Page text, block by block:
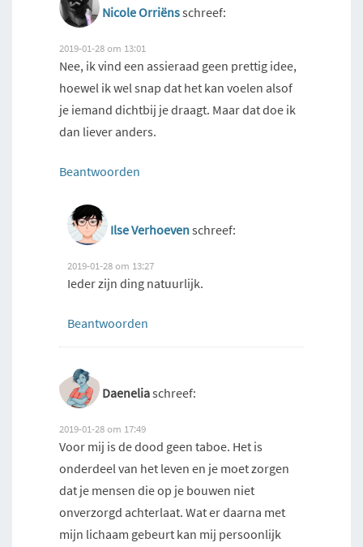
Nicole Orriënsschreef:
2019-01-28 om 13:01
Nee, ik vind een assieraad geen prettig idee,
hoewel ik wel snap dat het kan voelen alsof
je iemand dichtbij je draagt. Maar dat doe ik
dan liever anders.
Beantwoorden
Ilse Verhoevenschreef:
2019-01-28 om 13:27
Ieder zijn ding natuurlijk.
Beantwoorden
Daeneliaschreef:
2019-01-28 om 17:49
Voor mij is de dood geen taboe. Het is
onderdeel van het leven en je moet zorgen
dat je mensen die op je bouwen niet
onverzorgd achterlaat. Wat er daarna met
mijn lichaam gebeurt kan mij persoonlijk